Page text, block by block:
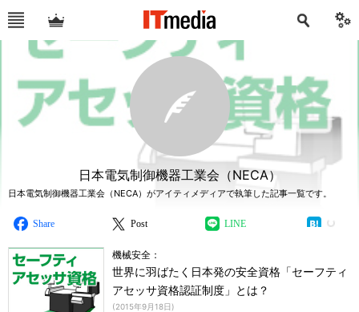
日本電気制御機器工業会（NECA）
日本電気制御機器工業会（NECA）がアイティメディアで執筆した記事一覧です。
Share Post LINE
機械安全：
世界に羽ばたく日本発の安全資格「セーフティ
アセッサ資格認証制度」とは？
(2015年9月18日)